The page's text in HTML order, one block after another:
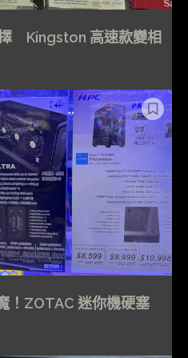
擇 Kingston 高速款變相
！ZOTAC 迷你機硬塞